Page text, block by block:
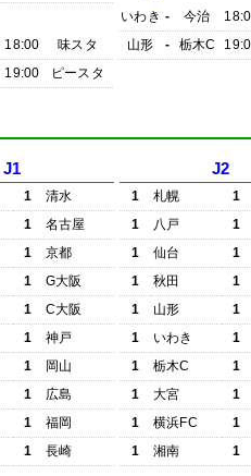
18:00
味スタ
19:00 ピースタ
いわき - 今治
山形
- 栃木C
J1
1
清水
1
名古屋
1
京都
1
G大阪
1
C大阪
1
神戸
1
岡山
1
広島
1
福岡
1 長崎
J2
1 札幌
1
1
八戸
1
1
仙台
1
1
秋田
1
1
山形
1
1
いわき
1
1
栃木C
1
1
大宮
1
1
横浜FC
1
1
湘南 1